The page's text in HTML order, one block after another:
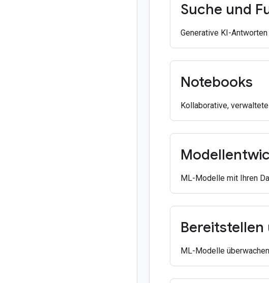
Suche und
Generative KI-
Notebooks
Kollaborative,
ML-Modelle mit Ihren
ML-Modelle